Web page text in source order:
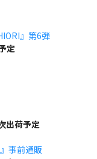
』第6弾
定
出荷予定
事前通販